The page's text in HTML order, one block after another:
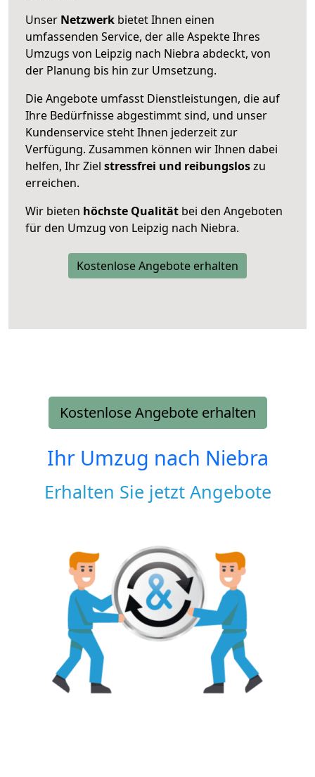
Unser Netzwerk bietet Ihnen einen
umfassenden Service, der alle Aspekte Ihres
Umzugs von Leipzig nach Niebra abdeckt, von
der Planung bis hin zur Umsetzung.
Die Angebote umfasst Dienstleistungen, die auf
Ihre Bedürfnisse abgestimmt sind, und unser
Kundenservice steht Ihnen jederzeit zur
Verfügung. Zusammen können wir Ihnen dabei
helfen, Ihr Ziel stressfrei und reibungsloszu
erreichen.
Wir bieten höchste Qualität bei den Angeboten
für den Umzug von Leipzig nach Niebra.
Kostenlose Angebote erhalten
Kostenlose Angebote erhalten
Ihr Umzug nach Niebra
Erhalten Sie jetzt Angebote